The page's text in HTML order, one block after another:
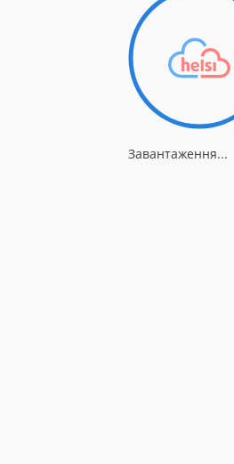
Завантаження...